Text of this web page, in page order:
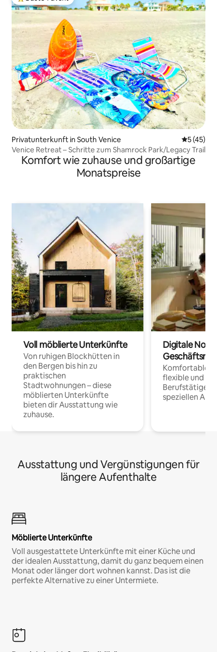
Beliebter Gäste-Favorit.
Privatunterkunft in South Venice
5 (45)
Venice Retreat – Schritte zum Shamrock Park/Legacy Trail
Komfort wie zuhause und großartige
Monatspreise
Voll möblierte Unterkünfte
Von ruhigen Blockhütten in
den Bergen bis hin zu
praktischen
Stadtwohnungen – diese
möblierten Unterkünfte
bieten dir Ausstattung wie
zuhause.
Digitale
Komfortable
flexible und
Berufstätige
speziellen
Ausstattung und Vergünstigungen für
längere Aufenthalte
Möblierte Unterkünfte
Voll ausgestattete Unterkünfte mit einer Küche und
der idealen Ausstattung, damit du ganz bequem einen
Monat oder länger dort wohnen kannst. Das ist die
perfekte Alternative zu einer Untermiete.